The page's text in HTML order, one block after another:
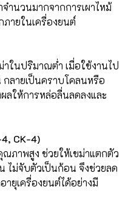
ำนวนมากจากการเผาไหม้
ายในเครื่องยนต์
าในปริมาณต่ำ เมื่อใช้งานไป
ลายเป็นคราบโคลนหรือ
ลให้การหล่อลื่นลดลงและ
CK-4)
ณภาพสูง ช่วยให้เขม่าแตกตัว
ไม่จับตัวเป็นก้อน จึงช่วยลด
ยุเครื่องยนต์ได้อย่างมี